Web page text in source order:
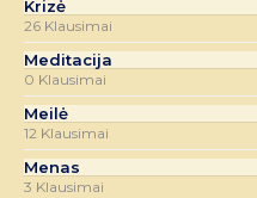
Krizė
26 Klausimai
Meditacija
0 Klausimai
Meilė
12 Klausimai
Menas
3 Klausimai